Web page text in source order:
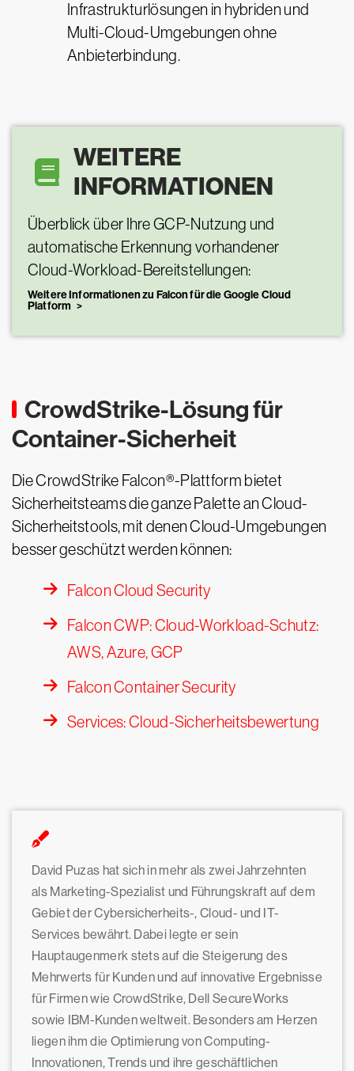
Infrastrukturlösungen in hybriden und
Multi-Cloud-Umgebungen ohne
Anbieterbindung.
WEITERE
INFORMATIONEN
Überblick über Ihre GCP-Nutzung und
automatische Erkennung vorhandener
Cloud-Workload-Bereitstellungen:
Weitere Informationen zu Falcon für die Google Cloud
Platform
CrowdStrike-Lösung für
Container-Sicherheit
Die CrowdStrike Falcon®-Plattform bietet
Sicherheitsteams die ganze Palette an Cloud-
Sicherheitstools, mit denen Cloud-Umgebungen
besser geschützt werden können:
Falcon Cloud Security
Falcon CWP: Cloud-Workload-Schutz:
AWS, Azure, GCP
Falcon Container Security
Services: Cloud-Sicherheitsbewertung
David Puzas hat sich in mehr als zwei Jahrzehnten
als Marketing-Spezialist und Führungskraft auf dem
Gebiet der Cybersicherheits-, Cloud- und IT-
Services bewährt. Dabei legte er sein
Hauptaugenmerk stets auf die Steigerung des
Mehrwerts für Kunden und auf innovative Ergebnisse
für Firmen wie CrowdStrike, Dell SecureWorks
sowie IBM-Kunden weltweit. Besonders am Herzen
liegen ihm die Optimierung von Computing-
Innovationen, Trends und ihre geschäftlichen